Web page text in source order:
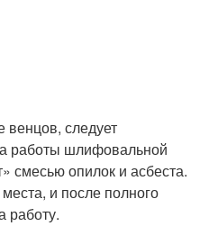
венцов, следует
работы шлифовальной
смесью опилок и асбеста.
и после полного
работу.